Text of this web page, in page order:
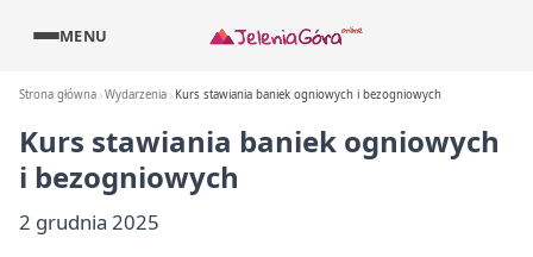
MENU
Strona główna Wydarzenia Kurs stawiania baniek ogniowych i bezogniowych
Kurs stawiania baniek ogniowych
i bezogniowych
2 grudnia 2025